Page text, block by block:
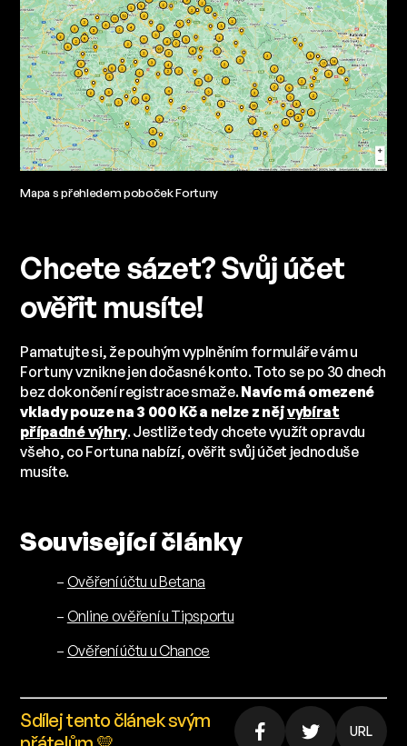
Mapa s přehledem poboček Fortuny
Chcete sázet? Svůj účet
ověřit musíte!
Pamatujte si, že pouhým vyplněním formuláře vám u
Fortuny vznikne jen dočasné konto. Toto se po 30 dnech
bez dokončení registrace smaže.Navíc má omezené
vklady pouze na 3 000 Kč a nelze z nějvybírat
případné výhry. Jestliže tedy chcete využít opravdu
všeho, co Fortuna nabízí, ověřit svůj účet jednoduše
musíte.
Související články
– Ověření účtu u Betana
– Online ověření u Tipsportu
– Ověření účtu u Chance
Sdílej tento článek svým
URL